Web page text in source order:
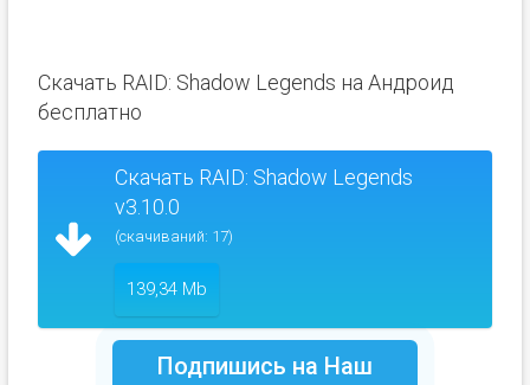
Скачать RAID: Shadow Legends на Андроид
бесплатно
Скачать RAID: Shadow Legends
v3.10.0
(скачиваний: 17)
139,34 Mb
Подпишись на Наш